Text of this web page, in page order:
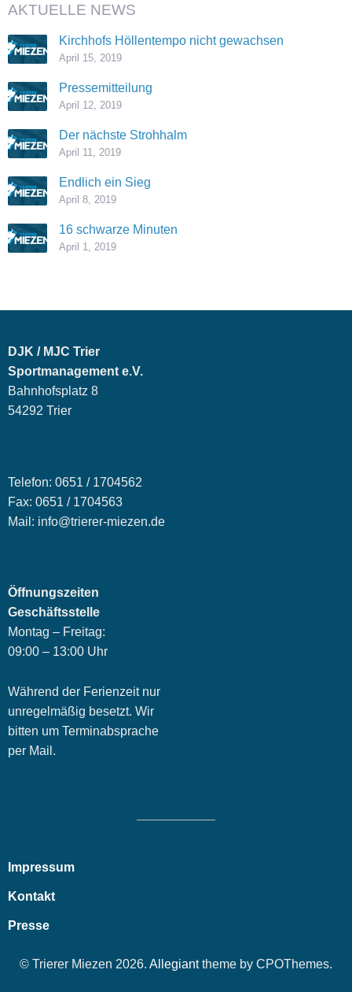
AKTUELLE NEWS
Kirchhofs Höllentempo nicht gewachsen
April 15, 2019
Pressemitteilung
April 12, 2019
Der nächste Strohhalm
April 11, 2019
Endlich ein Sieg
April 8, 2019
16 schwarze Minuten
April 1, 2019
DJK / MJC Trier
Sportmanagement e.V.
Bahnhofsplatz 8
54292 Trier
Telefon: 0651 / 1704562
Fax: 0651 / 1704563
Mail: info@trierer-miezen.de
Öffnungszeiten
Geschäftsstelle
Montag – Freitag:
09:00 – 13:00 Uhr
Während der Ferienzeit nur
unregelmäßig besetzt. Wir
bitten um Terminabsprache
per Mail.
Impressum
Kontakt
Presse
© Trierer Miezen 2026. Allegianttheme by CPOThemes.